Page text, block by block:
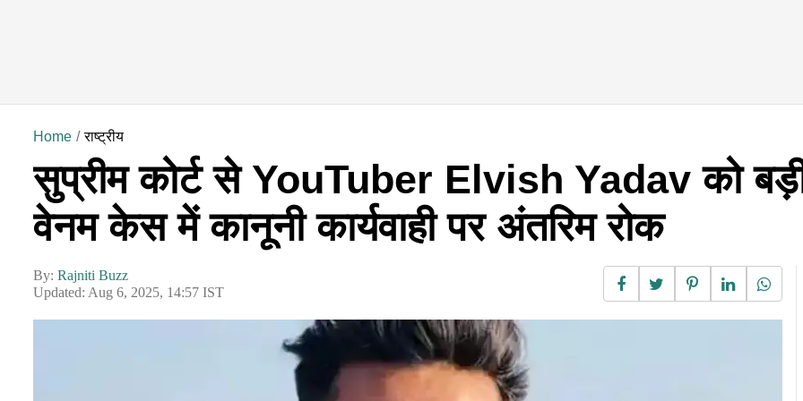
Home राष्ट्रीय
सुप्रीम कोर्ट से YouTuber Elvish Yadav को
वेनम केस में कानूनी कार्यवाही पर अंतरिम रोक
By: Rajniti Buzz
Updated: Aug 6, 2025, 14:57 IST